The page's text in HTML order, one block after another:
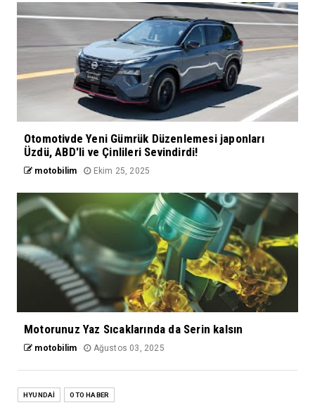
Otomotivde Yeni Gümrük Düzenlemesi japonları
Üzdü, ABD'li ve Çinlileri Sevindirdi!
motobilim Ekim 25, 2025
Motorunuz Yaz Sıcaklarında da Serin kalsın
motobilim Ağustos 03, 2025
HYUNDAİ OTO HABER